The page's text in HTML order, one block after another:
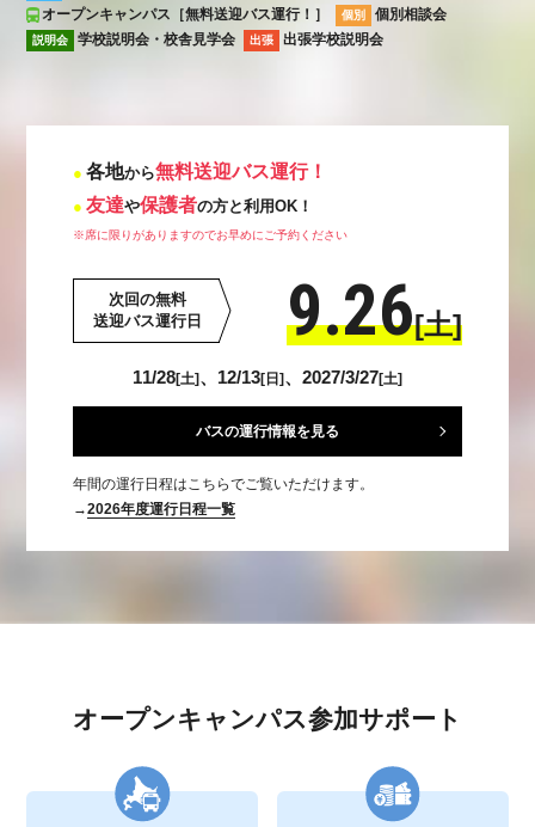
各地から無料送迎バス運行！
友達や保護者の方と利用OK！
※席に限りがありますのでお早めにご予約ください
次回の無料
送迎バス運行日
9.26[土]
11/28[土] 、12/13[日] 、2027/3/27[土]
バスの運行情報を見る
年間の運行日程はこちらでご覧いただけます。
→2026年度運行日程一覧
オープンキャンパス［無料送迎バス運行！］
個別 個別相談会
説明会 学校説明会・校舎見学会 出張 出張学校説明会
オープンキャンパス参加サポート